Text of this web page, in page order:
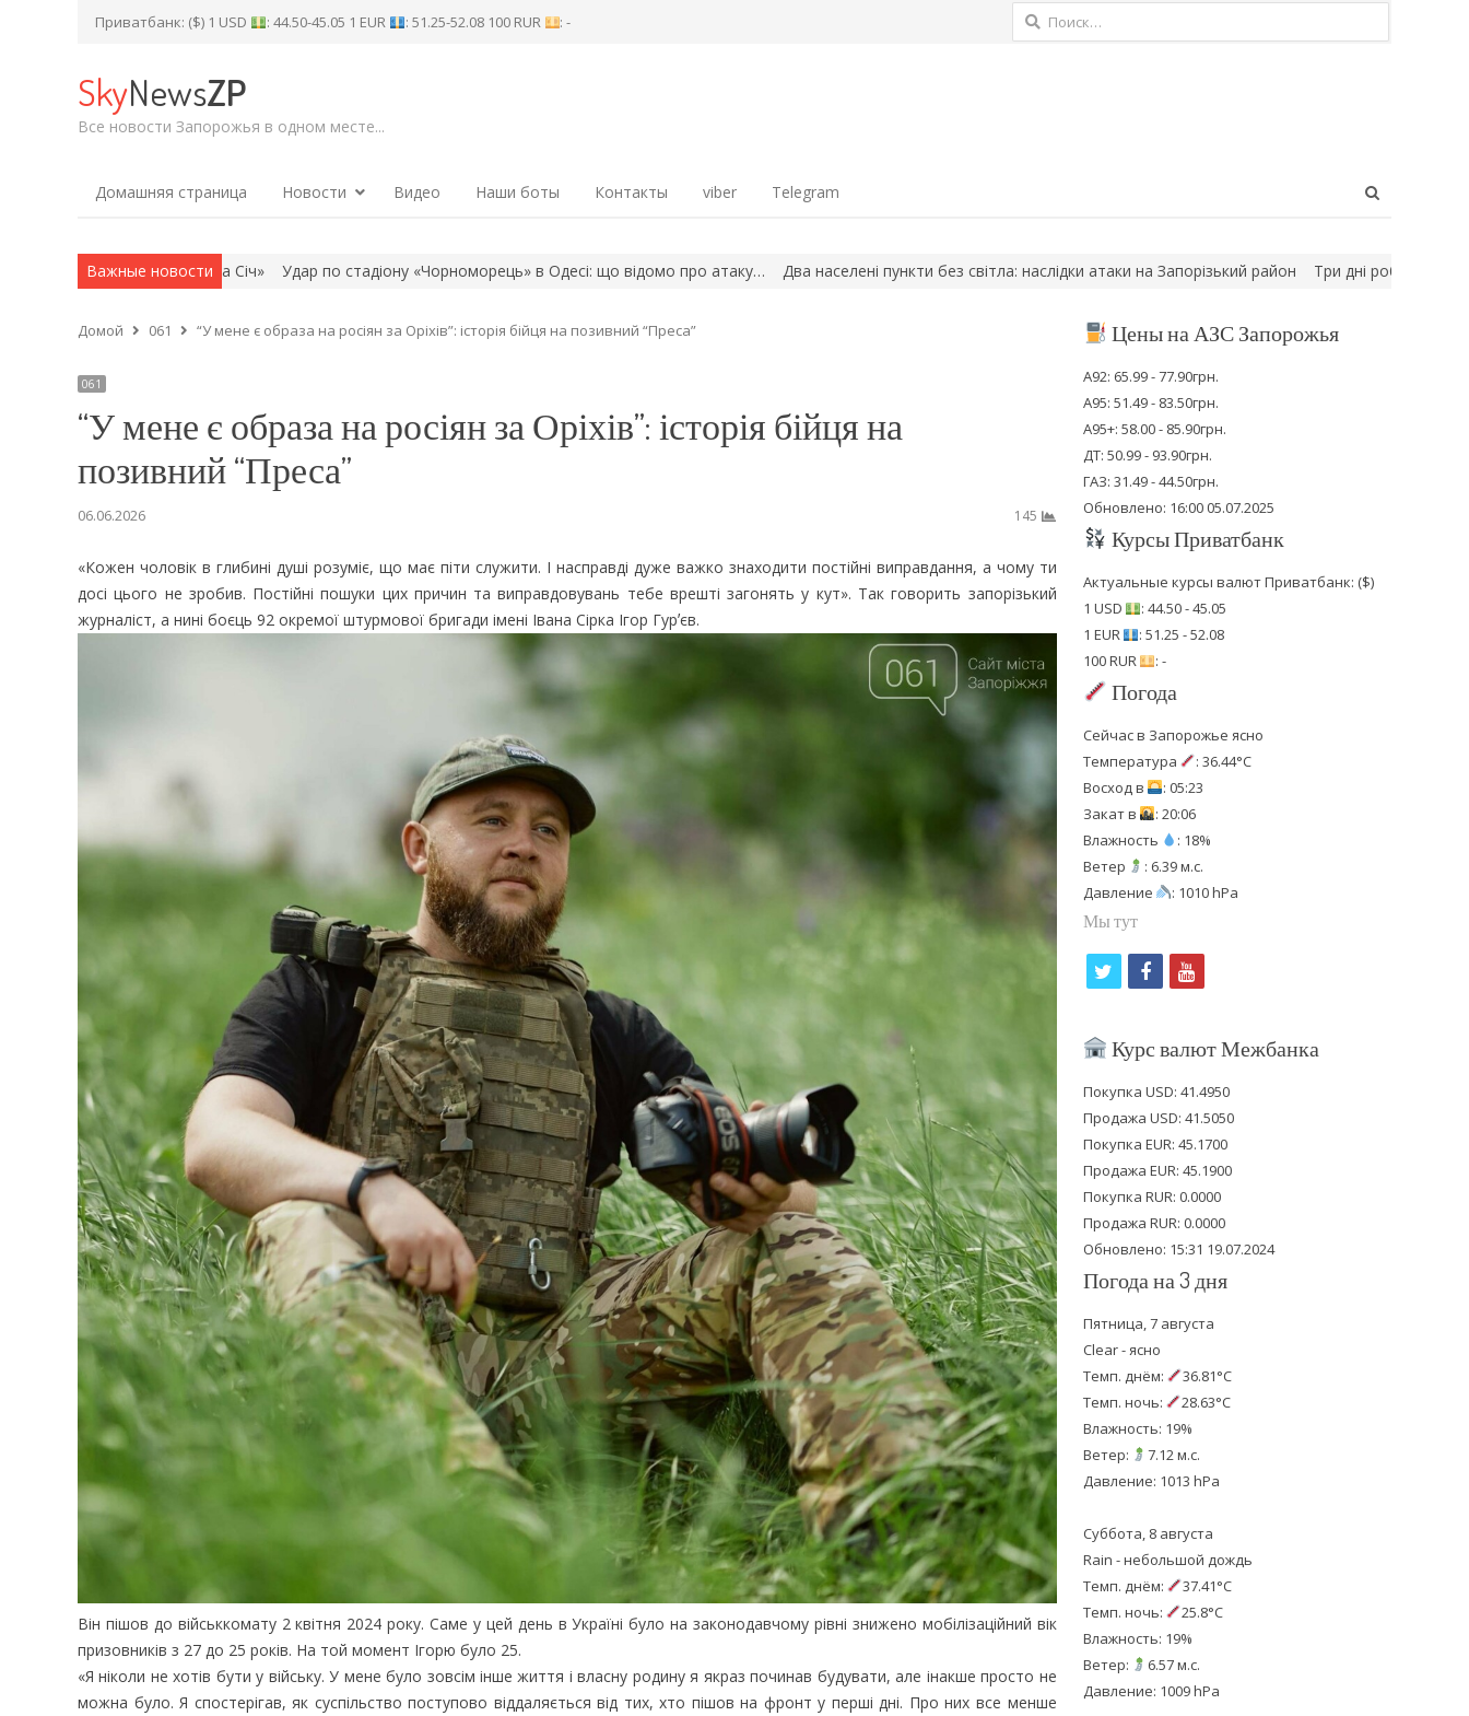
Приватбанк: ($) 1 USD : 44.50-45.05 1 EUR : 51.25-52.08 100 RUR : - Найти:
SkyNewsZP
Все новости Запорожья в одном месте...
Домашняя страница Новости Видео Наши боты Контакты viber Telegram
Важные новости
Удар по стадіону «Чорноморець» в Одесі: що відомо про атаку… Два населені пункти без світла: наслідки атаки на Запорізький район Три дні робіт: у Запоріжжі знешкодили ФАБ-500 після
Домой 061 “У мене є образа на росіян за Оріхів”: історія бійця на позивний “Преса”
061
“У мене є образа на росіян за Оріхів”: історія бійця на
позивний “Преса”
06.06.2026 145
«Кожен чоловік в глибині душі розуміє, що має піти служити. І насправді дуже важко знаходити постійні виправдання, а чому ти
досі цього не зробив. Постійні пошуки цих причин та виправдовувань тебе врешті загонять у кут». Так говорить запорізький
журналіст, а нині боєць 92 окремої штурмової бригади імені Івана Сірка Ігор Гурʼєв.
Він пішов до військкомату 2 квітня 2024 року. Саме у цей день в Україні було на законодавчому рівні знижено мобілізаційний вік
призовників з 27 до 25 років. На той момент Ігорю було 25.
«Я ніколи не хотів бути у війську. У мене було зовсім інше життя і власну родину я якраз починав будувати, але інакше просто не
можна було. Я спостерігав, як суспільство поступово віддаляється від тих, хто пішов на фронт у перші дні. Про них все менше
Цены на АЗС Запорожья
А92: 65.99 - 77.90грн.
А95: 51.49 - 83.50грн.
А95+: 58.00 - 85.90грн.
ДТ: 50.99 - 93.90грн.
ГАЗ: 31.49 - 44.50грн.
Обновлено: 16:00 05.07.2025
Курсы Приватбанк
Актуальные курсы валют Приватбанк: ($)
1 USD
: 44.50 - 45.05
1 EUR
: 51.25 - 52.08
100 RUR
: -
Погода
Сейчас в Запорожье ясно
Температура
: 36.44°C
Восход в
: 05:23
Закат в
: 20:06
Влажность
: 18%
Ветер
: 6.39 м.с.
Давление
: 1010 hPa
Мы тут
i
t
e
r
f
c
b
o
o
k
y
u
u
b
e
Курс валют Межбанка
Покупка USD: 41.4950
Продажа USD: 41.5050
Покупка EUR: 45.1700
Продажа EUR: 45.1900
Покупка RUR: 0.0000
Продажа RUR: 0.0000
Обновлено: 15:31 19.07.2024
Погода на 3 дня
Пятница, 7 августа
Clear - ясно
Темп. днём:
36.81°C
Темп. ночь:
28.63°C
Влажность: 19%
Ветер:
7.12 м.с.
Давление: 1013 hPa
Суббота, 8 августа
Rain - небольшой дождь
Темп. днём:
37.41°C
Темп. ночь:
25.8°C
Влажность: 19%
Ветер:
6.57 м.с.
Давление: 1009 hPa